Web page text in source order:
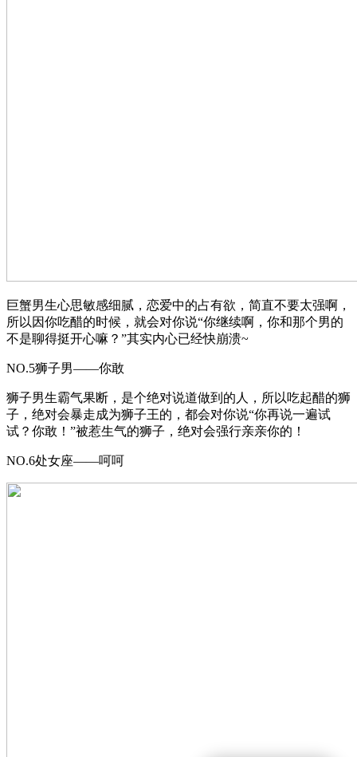
巨蟹男生心思敏感细腻，恋爱中的占有欲，简直不要太强啊，
所以因你吃醋的时候，就会对你说“你继续啊，你和那个男的
不是聊得挺开心嘛？”其实内心已经快崩溃~
NO.5狮子男——你敢
狮子男生霸气果断，是个绝对说道做到的人，所以吃起醋的狮
子，绝对会暴走成为狮子王的，都会对你说“你再说一遍试
试？你敢！”被惹生气的狮子，绝对会强行亲亲你的！
NO.6处女座——呵呵